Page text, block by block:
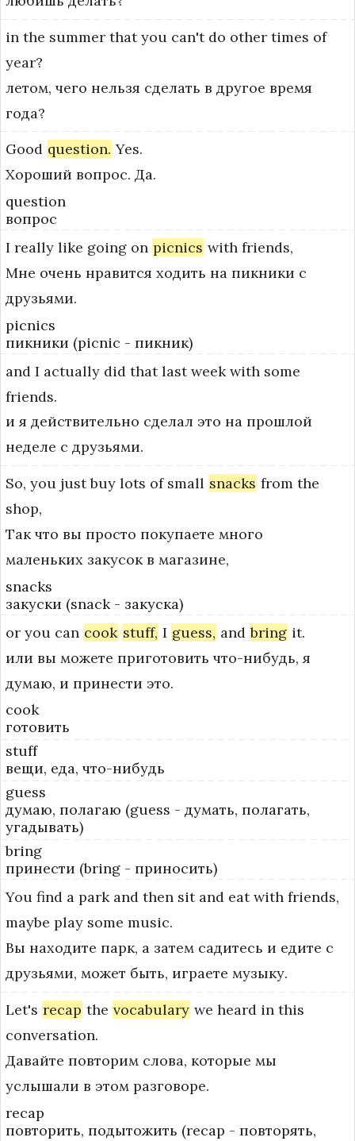
in the summer that you can't do other times of
year?
летом, чего нельзя сделать в другое время
года?
Good question. Yes.
Хороший вопрос. Да.
question
вопрос
I really like going on picnics with friends,
Мне очень нравится ходить на пикники с
друзьями.
picnics
пикники (picnic - пикник)
and I actually did that last week with some
friends.
и я действительно сделал это на прошлой
неделе с друзьями.
So, you just buy lots of small snacks from the
shop,
Так что вы просто покупаете много
маленьких закусок в магазине,
snacks
закуски (snack - закуска)
or you can cook stuff, I guess, and bring it.
или вы можете приготовить что-нибудь, я
думаю, и принести это.
cook
готовить
stuff
вещи, еда, что-нибудь
guess
думаю, полагаю (guess - думать, полагать,
угадывать)
bring
принести (bring - приносить)
You find a park and then sit and eat with friends,
maybe play some music.
Вы находите парк, а затем садитесь и едите с
друзьями, может быть, играете музыку.
Let's recap the vocabulary we heard in this
conversation.
Давайте повторим слова, которые мы
услышали в этом разговоре.
recap
повторить, подытожить (recap - повторять,